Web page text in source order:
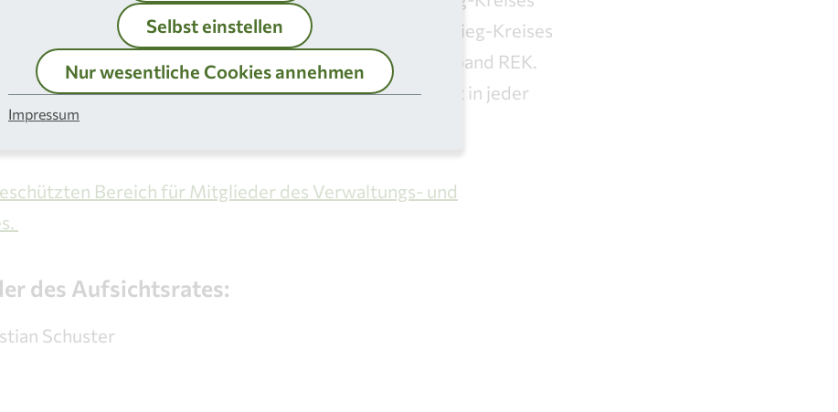
Stellvertreter muss ebenfalls Bedienstete*r des Rhein-Sieg-Kreises
und dessen Stellvertreter*in entsendet der Zweckverband REK.
der Aufsichtsratsmitglieder durch den Kreistag erfolgt in jeder
Bereich für Mitglieder des Verwaltungs- und
des Aufsichtsrates:
Schuster
Selbst einstellen
Nur wesentliche Cookies annehmen
Impressum